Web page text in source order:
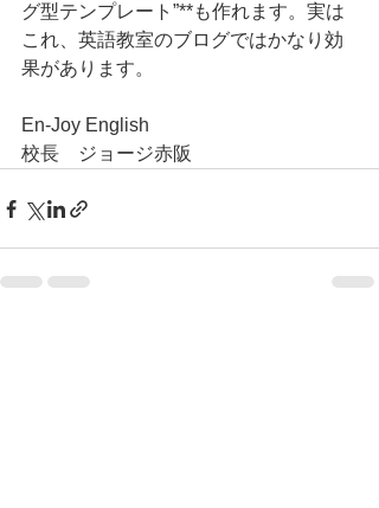
グ型テンプレート”**も作れます。実は
これ、英語教室のブログではかなり効
果があります。
En-Joy English
校長　ジョージ赤阪